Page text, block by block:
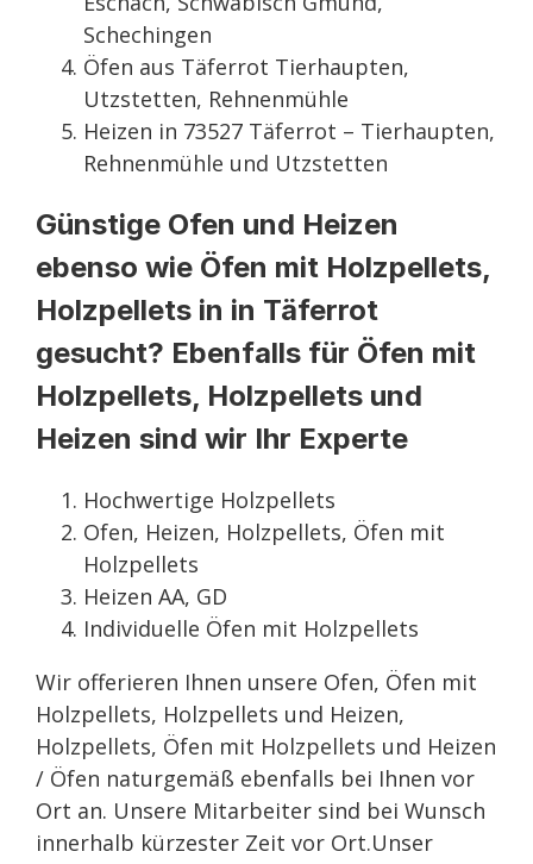
Schechingen
Öfen aus Täferrot Tierhaupten,
Utzstetten, Rehnenmühle
Heizen in 73527 Täferrot – Tierhaupten,
Rehnenmühle und Utzstetten
Günstige Ofen und Heizen
ebenso wie Öfen mit Holzpellets,
Holzpellets in in Täferrot
gesucht? Ebenfalls für Öfen mit
Holzpellets, Holzpellets und
Heizen sind wir Ihr Experte
Hochwertige Holzpellets
Ofen, Heizen, Holzpellets, Öfen mit
Holzpellets
Heizen AA, GD
Individuelle Öfen mit Holzpellets
Wir offerieren Ihnen unsere Ofen, Öfen mit
Holzpellets, Holzpellets und Heizen,
Holzpellets, Öfen mit Holzpellets und Heizen
/ Öfen naturgemäß ebenfalls bei Ihnen vor
Ort an. Unsere Mitarbeiter sind bei Wunsch
innerhalb kürzester Zeit vor Ort.Unser